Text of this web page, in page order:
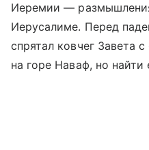
Иеремии —
Иерусалиме. Перед
спрятал ковчег Завета
на горе Наваф, но найти